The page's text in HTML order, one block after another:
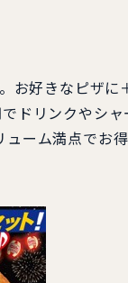
お好きなピザに
ドリンクやシャ
ューム満点でお